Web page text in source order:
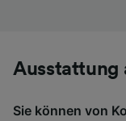
Ausstattung
Sie können von